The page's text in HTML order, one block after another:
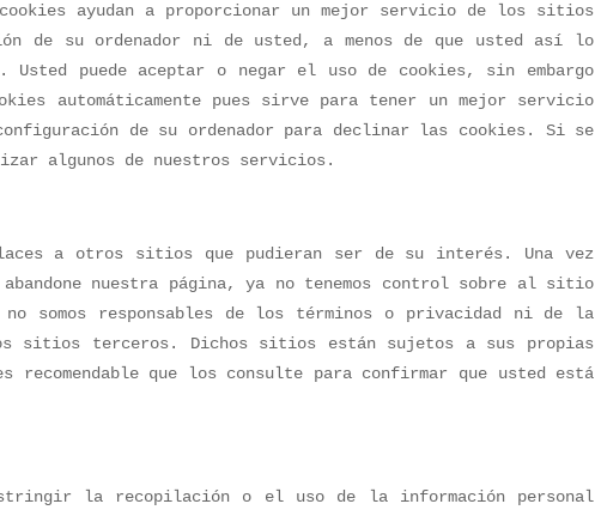
ayudan a proporcionar un mejor servicio de los sitios
de su ordenador ni de usted, a menos de que usted así lo
puede aceptar o negar el uso de cookies, sin embargo
automáticamente pues sirve para tener un mejor servicio
de su ordenador para declinar las cookies. Si se
algunos de nuestros servicios.
a otros sitios que pudieran ser de su interés. Una vez
nuestra página, ya no tenemos control sobre al sitio
somos responsables de los términos o privacidad ni de la
sitios terceros. Dichos sitios están sujetos a sus propias
que los consulte para confirmar que usted está
la recopilación o el uso de la información personal